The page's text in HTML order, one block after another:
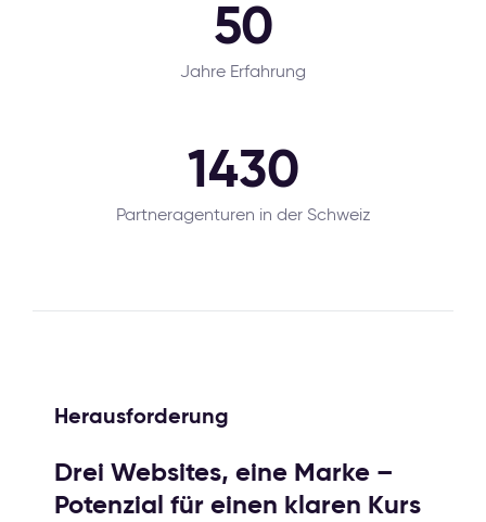
50
Jahre Erfahrung
1430
Partneragenturen in der Schweiz
Herausforderung
Drei Websites, eine Marke –
Potenzial für einen klaren Kurs